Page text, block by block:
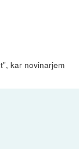
kar novinarjem